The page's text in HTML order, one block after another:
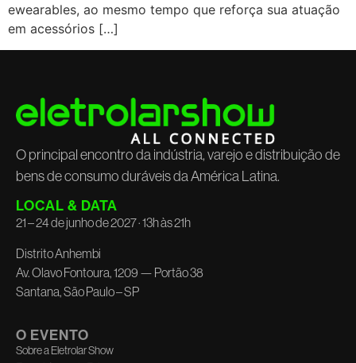
ewearables, ao mesmo tempo que reforça sua atuação
em acessórios […]
O principal encontro da indústria, varejo e distribuição de
bens de consumo duráveis da América Latina.
LOCAL & DATA
21 – 24 de junho de 2027 · 13h às 21h
Distrito Anhembi
Av. Olavo Fontoura, 1209 — Portão 38
Santana, São Paulo – SP
O EVENTO
Sobre a Eletrolar Show